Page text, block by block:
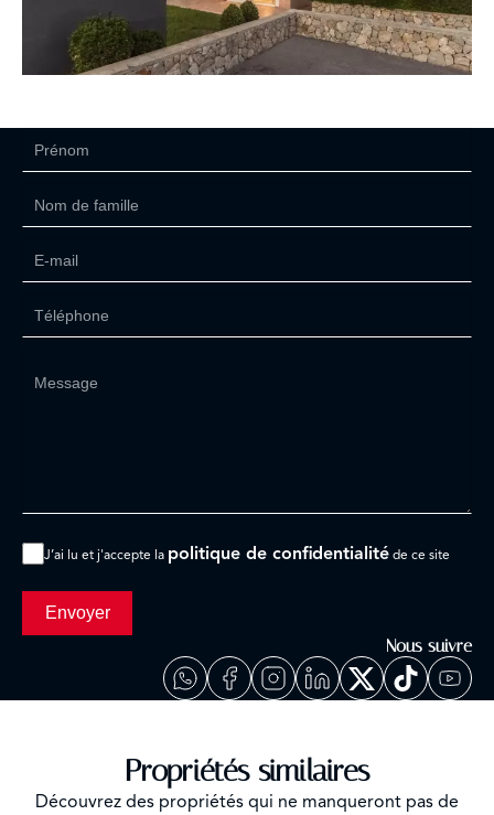
J’ai lu et j'accepte la politique de confidentialité de ce site
Envoyer
Nous suivre
Propriétés similaires
Découvrez des propriétés qui ne manqueront pas de